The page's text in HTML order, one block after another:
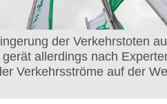
der Verkehrstoten
allerdings nach
Verkehrsströme auf der